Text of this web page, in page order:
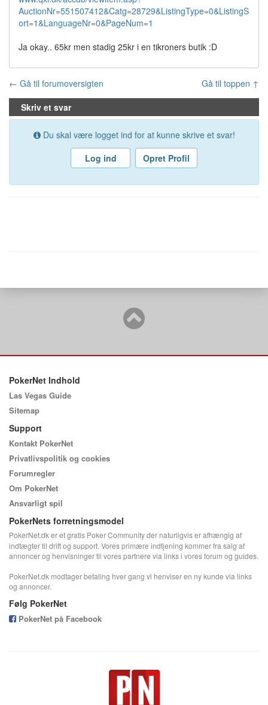
AuctionNr=551507412&Catg=28729&ListingType=0&ListingS
ort=1&LanguageNr=0&PageNum=1
Ja okay.. 65kr men stadig 25kr i en tikroners butik :D
← Gå til forumoversigten
Gå til toppen ↑
Skriv et svar
Du skal være logget ind for at kunne skrive et svar!
Log ind
Opret Profil
PokerNet Indhold
Las Vegas Guide
Sitemap
Support
Kontakt PokerNet
Privatlivspolitik og cookies
Forumregler
Om PokerNet
Ansvarligt spil
PokerNets forretningsmodel
PokerNet.dk er et gratis Poker Community der naturligvis er afhængig af
indtægter til drift og support. Vores primære indtjening kommer fra salg af
annoncer og henvisninger til vores partnere via links i vores forum og guides.
PokerNet.dk modtager betaling hver gang vi henviser en ny kunde via links
og annoncer.
Følg PokerNet
PokerNet på Facebook